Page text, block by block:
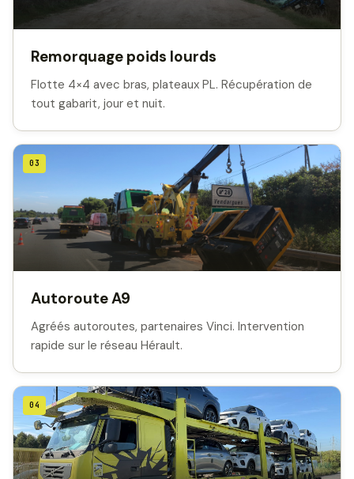
Remorquage poids lourds
Flotte 4×4 avec bras, plateaux PL. Récupération de
tout gabarit, jour et nuit.
03
Autoroute A9
Agréés autoroutes, partenaires Vinci. Intervention
rapide sur le réseau Hérault.
04